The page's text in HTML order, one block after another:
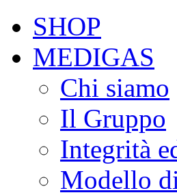
SHOP
MEDIGAS
Chi siamo
Il Gruppo
Integrità
Modello